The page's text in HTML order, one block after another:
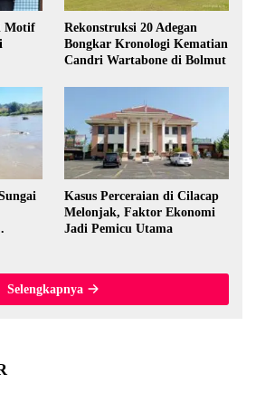
Motif
Rekonstruksi 20 Adegan
Bongkar Kronologi Kematian
Candri Wartabone di Bolmut
Kasus Perceraian di Cilacap
Melonjak, Faktor Ekonomi
Jadi Pemicu Utama
Selengkapnya